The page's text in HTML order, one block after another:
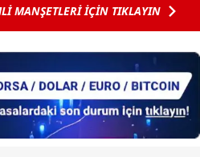
MANŞETLERİ İÇİN TIKLAYIN